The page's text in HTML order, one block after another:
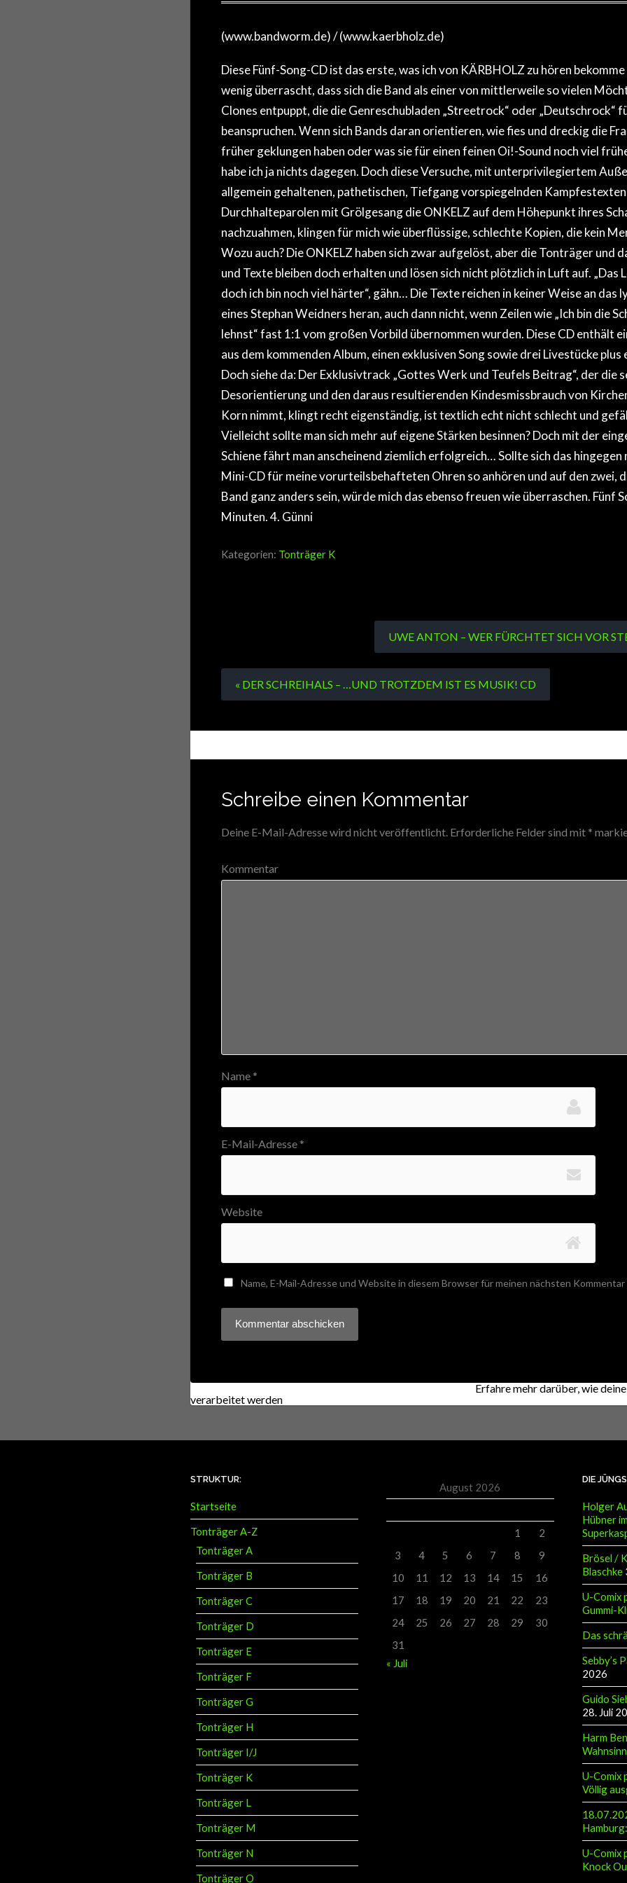
(www.bandworm.de) / (www.kaerbholz.de)
Diese Fünf-Song-CD ist das erste, was ich von KÄRBHOLZ zu hören bekomme
wenig überrascht, dass sich die Band als einer von mittlerweile so vielen
Clones entpuppt, die die Genreschubladen „Streetrock“ oder „Deutschrock“
beanspruchen. Wenn sich Bands daran orientieren, wie fies und dreckig die
früher geklungen haben oder was sie für einen feinen Oi!-Sound noch viel
habe ich ja nichts dagegen. Doch diese Versuche, mit unterprivilegiertem
allgemein gehaltenen, pathetischen, Tiefgang vorspiegelnden Kampfestexten
Durchhalteparolen mit Grölgesang die ONKELZ auf dem Höhepunkt ihres
nachzuahmen, klingen für mich wie überflüssige, schlechte Kopien, die kein
Wozu auch? Die ONKELZ haben sich zwar aufgelöst, aber die Tonträger und
und Texte bleiben doch erhalten und lösen sich nicht plötzlich in Luft auf. „Das
doch ich bin noch viel härter“, gähn… Die Texte reichen in keiner Weise an das
eines Stephan Weidners heran, auch dann nicht, wenn Zeilen wie „Ich bin die
lehnst“ fast 1:1 vom großen Vorbild übernommen wurden. Diese CD enthält
aus dem kommenden Album, einen exklusiven Song sowie drei Livestücke plus
Doch siehe da: Der Exklusivtrack „Gottes Werk und Teufels Beitrag“, der die
Desorientierung und den daraus resultierenden Kindesmissbrauch von
Korn nimmt, klingt recht eigenständig, ist textlich echt nicht schlecht und
Vielleicht sollte man sich mehr auf eigene Stärken besinnen? Doch mit der
Schiene fährt man anscheinend ziemlich erfolgreich… Sollte sich das hingegen
Mini-CD für meine vorurteilsbehafteten Ohren so anhören und auf den zwei,
Band ganz anders sein, würde mich das ebenso freuen wie überraschen. Fünf
Minuten. 4. Günni
Kategorien: Tonträger K
UWE ANTON – WER FÜRCHTET SICH VOR
« DER SCHREIHALS – …UND TROTZDEM IST ES MUSIK! CD
Schreibe einen Kommentar
Deine E-Mail-Adresse wird nicht veröffentlicht. Erforderliche Felder sind mit *
Kommentar
Name *
E-Mail-Adresse *
Website
Name, E-Mail-Adresse und Website in diesem Browser für meinen nächsten Kommentar
Diese Website verwendet Akismet, um Spam zu reduzieren.Erfahre mehr darüber, wie
verarbeitet werden.
STRUKTUR:
Startseite
Tonträger A-Z
Tonträger A
Tonträger B
Tonträger C
Tonträger D
Tonträger E
Tonträger F
Tonträger G
Tonträger H
Tonträger I/J
Tonträger K
Tonträger L
Tonträger M
Tonträger N
Tonträger O
August 2026
1
2
3
4 5 6 7 8 9
10 11 12 13 14 15
16
17
18 19 20 21 22
23
24
25 26 27 28 29
30
31
« Juli
DIE
Holger
Hübner
Brösel /
Blaschke
U-Comix
Gummi-
Das
Sebby’s
2026
Guido
28. Juli
Harm
U-Comix
Völlig
U-Comix
Knock